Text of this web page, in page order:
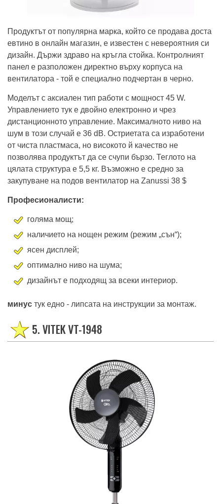
Продуктът от популярна марка, който се продава доста
евтино в онлайн магазин, е известен с невероятния си
дизайн. Държи здраво на кръгла стойка. Контролният
панел е разположен директно върху корпуса на
вентилатора - той е специално подчертан в черно.
Моделът с аксиален тип работи с мощност 45 W.
Управлението тук е двойно електронно и чрез
дистанционното управление. Максималното ниво на
шум в този случай е 36 dB. Остриетата са изработени
от чиста пластмаса, но високото й качество не
позволява продуктът да се счупи бързо. Теглото на
цялата структура е 5,5 кг. Възможно е средно за
закупуване на подов вентилатор на Zanussi 38 $
Професионалисти:
голяма мощ;
наличието на нощен режим (режим „сън“);
ясен дисплей;
оптимално ниво на шума;
дизайнът е подходящ за всеки интериор.
минус тук едно - липсата на инструкции за монтаж.
5. VITEK VT-1948